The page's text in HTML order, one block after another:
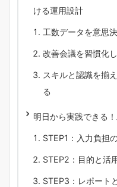
ける運用設計
工数データを意思
改善会議を習慣化
スキルと認識を揃
る
明日から実践できる
STEP1：入力負担
STEP2：目的と活
STEP3：レポート